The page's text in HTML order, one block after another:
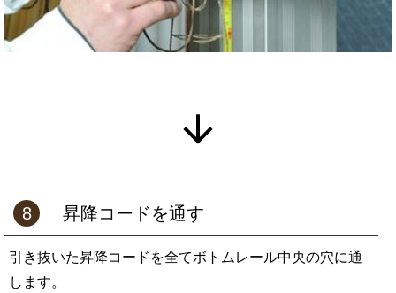
8 昇降コードを通す
引き抜いた昇降コードを全てボトムレール中央の穴に通
します。